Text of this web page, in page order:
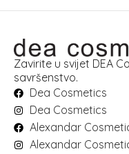
Zavirite u svijet DEA
savršenstvo.
Dea Cosmetics
Dea Cosmetics
Alexandar
Alexandar